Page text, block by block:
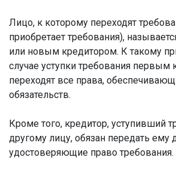
Лицо, к которому переходят
приобретает требования),
или новым кредитором. К такому
случае уступки требования первым
переходят все права,
обязательств.
Кроме того, кредитор, уступивший
другому лицу, обязан передать ему
удостоверяющие право требования.